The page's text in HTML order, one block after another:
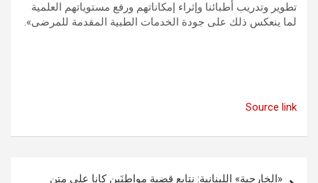
تطوير وتدريب أطبائنا وإثراء إمكاناتهم ورفع مستوياتهم العلمية
لما ينعكس ذلك على جودة الخدمات الطبية المقدمة للمرضى».
Source link
«الخارجية» اللبنانية: نتابع قضية مواطنَين كانا على متن